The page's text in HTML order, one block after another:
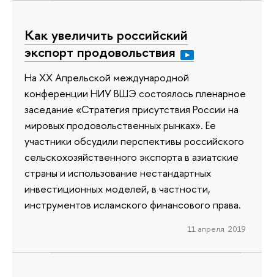
Как увеличить российский
экспорт продовольствия
На XX Апрельской международной
конференции НИУ ВШЭ состоялось пленарное
заседание «Стратегия присутствия России на
мировых продовольственных рынках». Ее
участники обсудили перспективы российского
сельскохозяйственного экспорта в азиатские
страны и использование нестандартных
инвестиционных моделей, в частности,
инструментов исламского финансового права.
11 апреля 2019